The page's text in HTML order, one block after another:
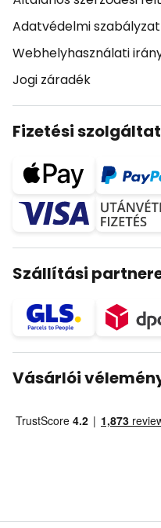
Adatvédelmi szabályzat
Webhelyhasználati
Jogi záradék
Fizetési
Szállítási
Vásárlói